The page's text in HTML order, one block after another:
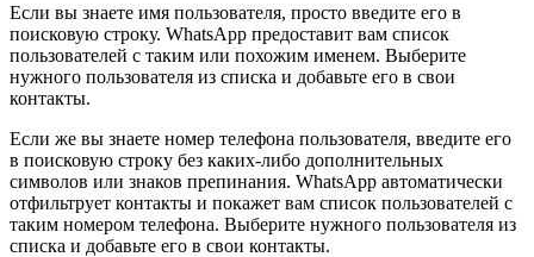
Если вы знаете имя пользователя, просто введите его в
поисковую строку. WhatsApp предоставит вам список
пользователей с таким или похожим именем. Выберите
нужного пользователя из списка и добавьте его в свои
контакты.
Если же вы знаете номер телефона пользователя, введите его
в поисковую строку без каких-либо дополнительных
символов или знаков препинания. WhatsApp автоматически
отфильтрует контакты и покажет вам список пользователей с
таким номером телефона. Выберите нужного пользователя из
списка и добавьте его в свои контакты.